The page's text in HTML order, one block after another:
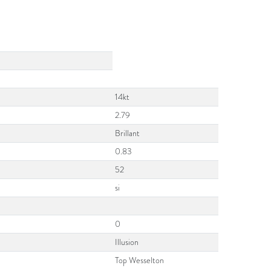
14kt
2.79
Brillant
0.83
52
si
0
Illusion
Top Wesselton